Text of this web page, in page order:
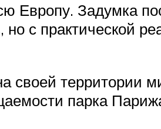
Европу. Задумка
с практической
своей территории
парка